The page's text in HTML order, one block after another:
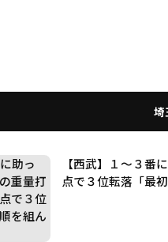
埼
【西武】１～３番
点で３位転落「最